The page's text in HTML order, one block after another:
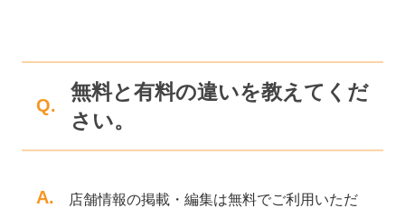
Q.
無料と有料の違いを教えてくだ
さい。
A.
店舗情報の掲載・編集は無料でご利用いただ